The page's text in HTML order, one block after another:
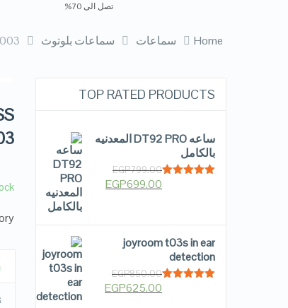
تصل الى 70%
Home سماعات سماعات بلوتوث
TOP RATED PRODUCTS
ساعه DT92 PRO المعدنيه
بالكامل
EGP799.00
EGP699.00
joyroom t03s in ear
detection
EGP850.00
EGP625.00